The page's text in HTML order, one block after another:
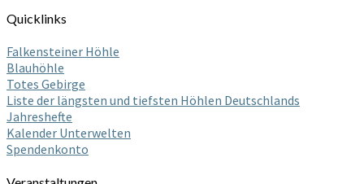
Quicklinks
Falkensteiner Höhle
Blauhöhle
Totes Gebirge
Liste der längsten und tiefsten Höhlen Deutschlands
Jahreshefte
Kalender Unterwelten
Spendenkonto